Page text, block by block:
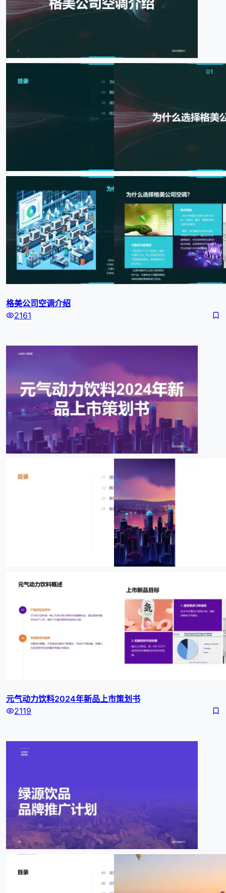
格美公司空调介绍
2161
元气动力饮料2024年新品上市策划书
2119